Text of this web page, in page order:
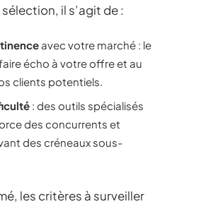
il s’agit de :
avec votre marché : le
écho à votre offre et au
clients potentiels.
: des outils spécialisés
des concurrents et
des créneaux sous-
les critères à surveiller